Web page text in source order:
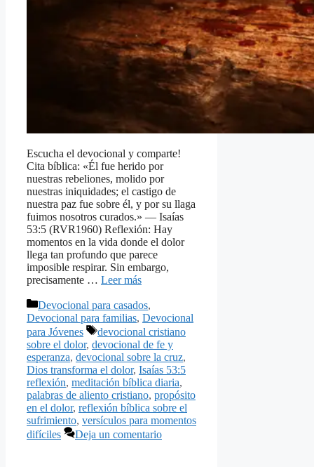
Escucha el devocional y comparte!
Cita bíblica: «Él fue herido por
nuestras rebeliones, molido por
nuestras iniquidades; el castigo de
nuestra paz fue sobre él, y por su llaga
fuimos nosotros curados.» — Isaías
53:5 (RVR1960) Reflexión: Hay
momentos en la vida donde el dolor
llega tan profundo que parece
imposible respirar. Sin embargo,
precisamente … Leer más
Categorías
Devocional para casados,
Devocional para familias, Devocional
para Jóvenes
Etiquetas
devocional cristiano
sobre el dolor, devocional de fe y
esperanza, devocional sobre la cruz,
Dios transforma el dolor, Isaías 53:5
reflexión, meditación bíblica diaria,
palabras de aliento cristiano, propósito
en el dolor, reflexión bíblica sobre el
sufrimiento, versículos para momentos
difíciles
Deja un comentario